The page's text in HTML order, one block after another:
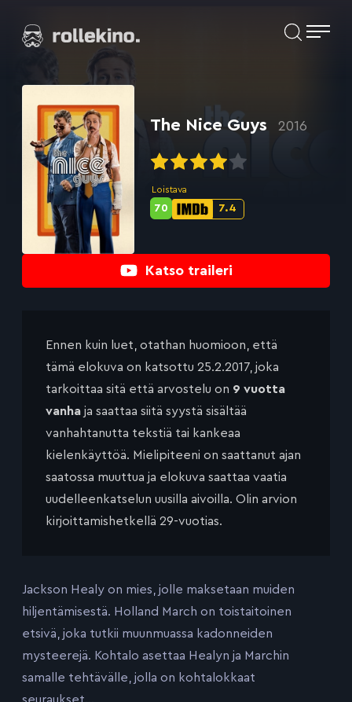
suoraan
Elokuvat ja elokuva-arviot | Rollekino.fi
lopputekstien
Katso traileri
The Nice Guys 2016
Loistava
IMDb-
7.4
Metascore-
70
Ennen kuin luet, otathan huomioon, että
tämä elokuva on katsottu 25.2.2017, joka
tarkoittaa sitä että arvostelu on 9 vuotta
vanha ja saattaa siitä syystä sisältää
vanhahtanutta tekstiä tai kankeaa
kielenkäyttöä. Mielipiteeni on saattanut ajan
saatossa muuttua ja elokuva saattaa vaatia
uudelleenkatselun uusilla aivoilla. Olin arvion
kirjoittamishetkellä 29-vuotias.
Jackson Healy on mies, jolle maksetaan muiden
hiljentämisestä. Holland March on toistaitoinen
etsivä, joka tutkii muunmuassa kadonneiden
mysteerejä. Kohtalo asettaa Healyn ja Marchin
samalle tehtävälle, jolla on kohtalokkaat
seuraukset…